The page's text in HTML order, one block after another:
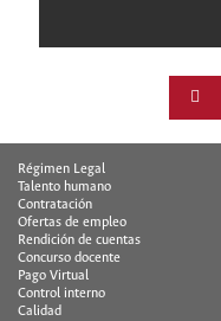
Régimen Legal
Talento humano
Contratación
Ofertas de empleo
Rendición de cuentas
Concurso docente
Pago Virtual
Control interno
Calidad